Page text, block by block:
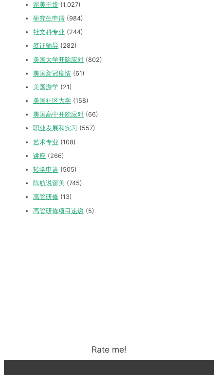
留美干货 (1,027)
研究生申请 (984)
社文科专业 (244)
签证辅导 (282)
美国大学开除应对 (802)
美国新冠疫情 (61)
美国游学 (21)
美国社区大学 (158)
美国高中开除应对 (66)
职业发展和实习 (557)
艺术专业 (108)
讲座 (266)
转学申请 (505)
陈航说留美 (745)
高管研修 (13)
高管研修项目速递 (5)
Rate me!